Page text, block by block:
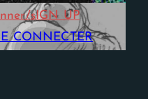
sIGN UP
CONNECTER